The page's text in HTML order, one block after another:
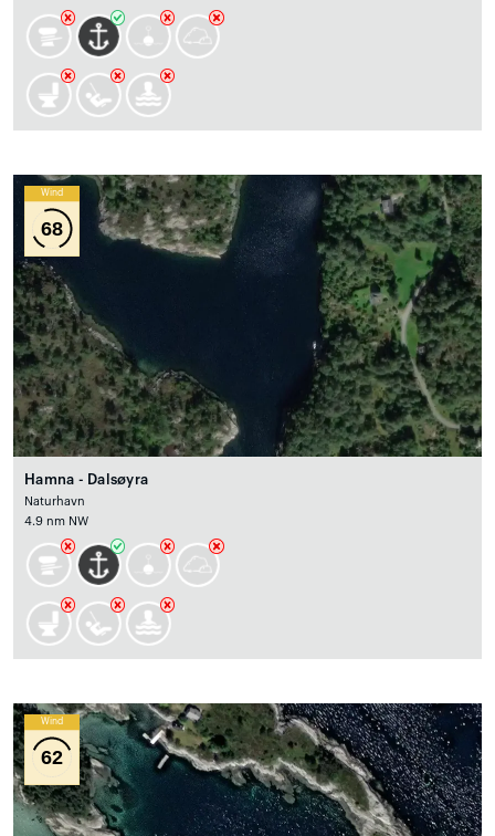
Wind
68
Hamna - Dalsøyra
Naturhavn
4.9 nm NW
Wind
62